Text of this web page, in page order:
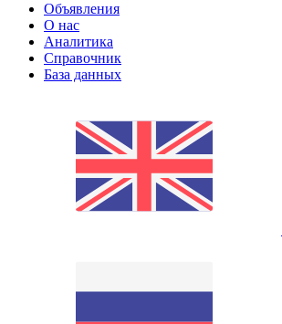
Объявления
О нас
Аналитика
Справочник
База данных